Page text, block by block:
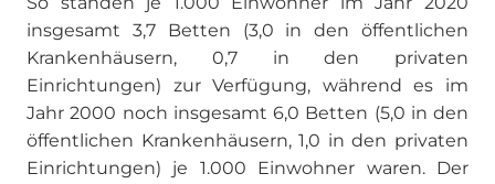
insgesamt 3,7 Betten (3,0 in den öffentlichen
Krankenhäusern, 0,7 in den privaten
Einrichtungen) zur Verfügung, während es im
Jahr 2000 noch insgesamt 6,0 Betten (5,0 in den
öffentlichen Krankenhäusern, 1,0 in den privaten
Einrichtungen) je 1.000 Einwohner waren. Der